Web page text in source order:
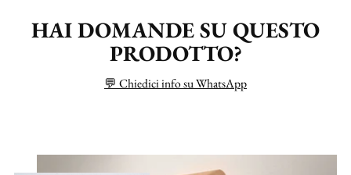
HAI DOMANDE SU QUESTO
PRODOTTO?
💬 Chiedici info su WhatsApp